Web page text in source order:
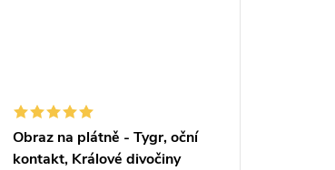
Obraz na plátně - Tygr, oční
kontakt, Králové divočiny